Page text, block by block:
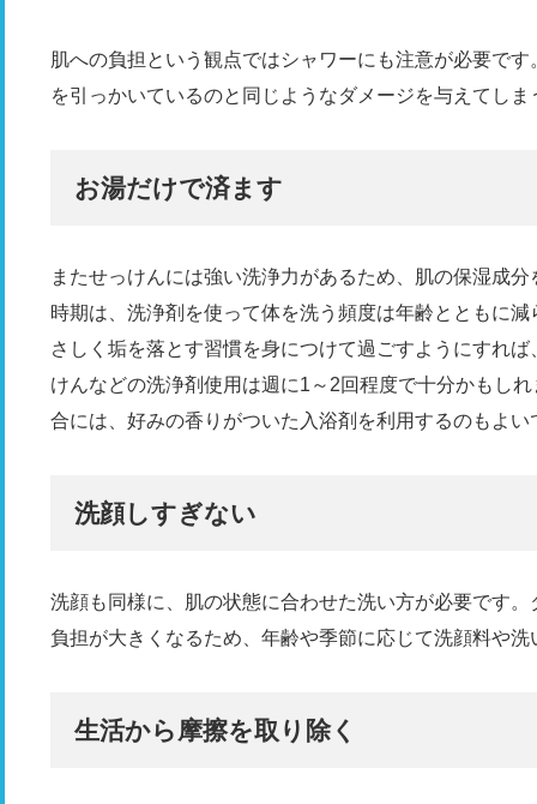
肌への負担という観点ではシャワーにも注意が必要で
を引っかいているのと同じようなダメージを与えてし
お湯だけで済ます
またせっけんには強い洗浄力があるため、肌の保湿成
時期は、洗浄剤を使って体を洗う頻度は年齢とともに
さしく垢を落とす習慣を身につけて過ごすようにすれば
けんなどの洗浄剤使用は週に1～2回程度で十分かもし
合には、好みの香りがついた入浴剤を利用するのもよい
洗顔しすぎない
洗顔も同様に、肌の状態に合わせた洗い方が必要です
負担が大きくなるため、年齢や季節に応じて洗顔料や
生活から摩擦を取り除く